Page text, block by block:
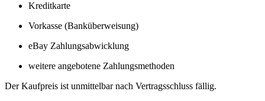
Kreditkarte
Vorkasse (Banküberweisung)
eBay Zahlungsabwicklung
weitere angebotene Zahlungsmethoden
Der Kaufpreis ist unmittelbar nach Vertragsschluss fällig.